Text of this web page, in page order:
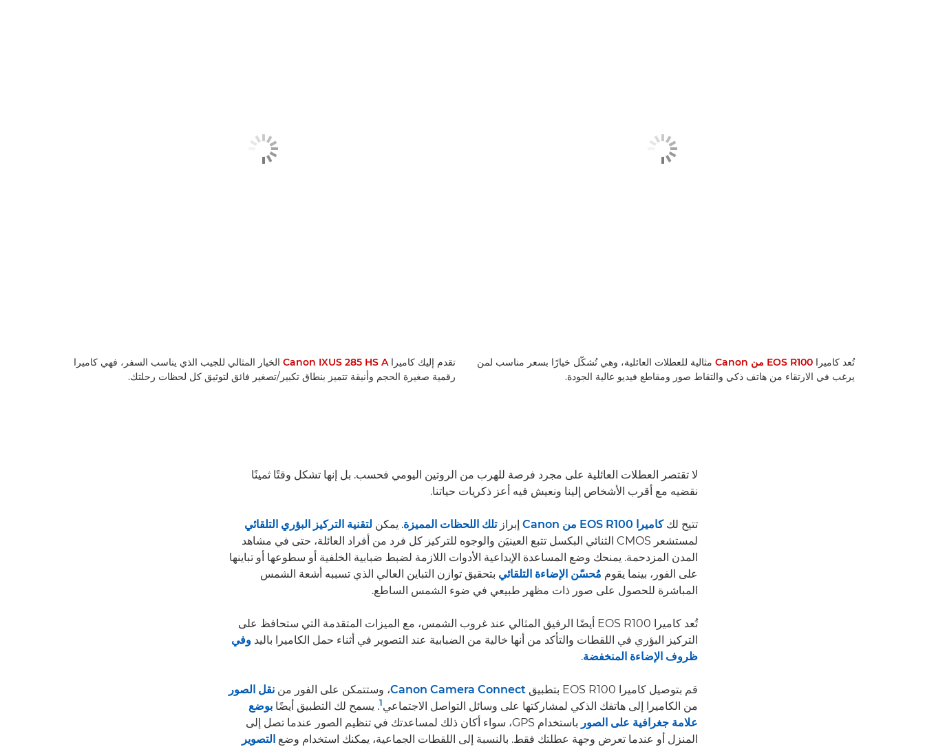
تُعد كاميرا EOS R100 من Canon
مثالية للعطلات العائلية، وهي تُشكّل خيارًا بسعر مناسب لمن
يرغب في الارتقاء من هاتف ذكي والتقاط صور ومقاطع فيديو عالية الجودة.
تقدم إليك كاميراCanon IXUS 285 HS A الخيار المثالي للجيب الذي يناسب السفر، فهي كاميرا
رقمية صغيرة الحجم وأنيقة تتميز بنطاق تكبير/تصغير فائق لتوثيق كل لحظات رحلتك.
لا تقتصر العطلات العائلية على مجرد فرصة للهرب من الروتين اليومي فحسب. بل إنها تشكل وقتًا ثمينًا
نقضيه مع أقرب الأشخاص إلينا ونعيش فيه أعز ذكريات حياتنا.
تتيح لككاميرا EOS R100 من Canon إبرازتلك اللحظات المميزة. يمكن لتقنية التركيز البؤري التلقائي
لمستشعر CMOS الثنائي البكسل تتبع العينيَن والوجوه للتركيز كل فرد من أفراد العائلة، حتى في مشاهد
المدن المزدحمة. يمنحك وضع المساعدة الإبداعية الأدوات اللازمة لضبط ضبابية الخلفية أو سطوعها أو تباينها
على الفور، بينما يقوم مُحسّن الإضاءة التلقائي بتحقيق توازن التباين العالي الذي تسببه أشعة الشمس
المباشرة للحصول على صور ذات مظهر طبيعي في ضوء الشمس الساطع.
تُعد كاميرا EOS R100 أيضًا الرفيق المثالي عند غروب الشمس، مع الميزات المتقدمة التي ستحافظ على
التركيز البؤري في اللقطات والتأكد من أنها خالية من الضبابية عند التصوير في أثناء حمل الكاميرا باليد وفي
ظروف الإضاءة المنخفضة.
قم بتوصيل كاميرا EOS R100 بتطبيق Canon Camera Connect، وستتمكن على الفور من نقل الصور
من الكاميرا إلى هاتفك الذكي لمشاركتها على وسائل التواصل الاجتماعي1. يسمح لك التطبيق أيضًا بوضع
علامة جغرافية على الصور
باستخدام GPS، سواء أكان ذلك لمساعدتك في تنظيم الصور عندما تصل إلى
المنزل أو عندما تعرض وجهة عطلتك فقط. بالنسبة إلى اللقطات الجماعية، يمكنك استخدام وضع التصوير